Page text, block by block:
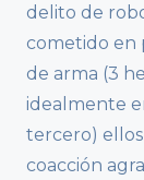
delito de
cometido en
de arma (3
idealmente
tercero)
coacción